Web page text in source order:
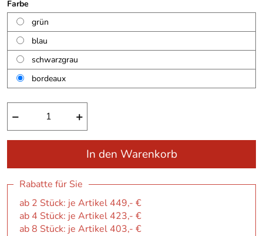
Farbe
grün
blau
schwarzgrau
bordeaux
− +
In den Warenkorb
Rabatte für Sie
ab 2 Stück: je Artikel 449,- €
ab 4 Stück: je Artikel 423,- €
ab 8 Stück: je Artikel 403,- €